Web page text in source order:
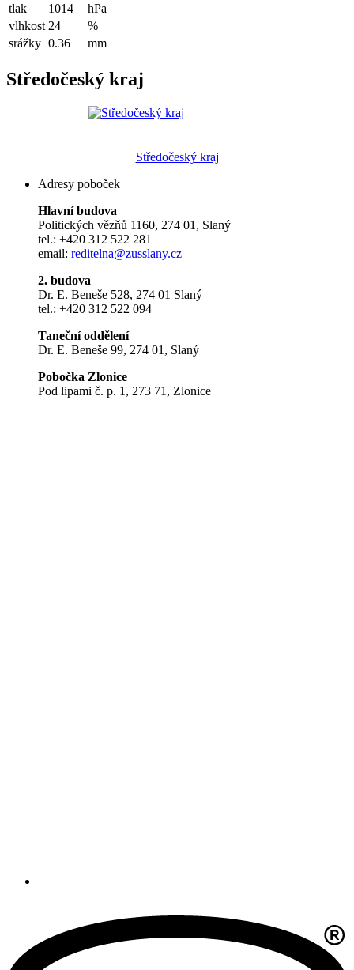
tlak
1014
hPa
vlhkost 24
%
srážky 0.36 mm
Středočeský kraj
Středočeský kraj
Adresy poboček
Hlavní budova
Politických vězňů 1160, 274 01, Slaný
tel.: +420 312 522 281
email: reditelna@zusslany.cz
2. budova
Dr. E. Beneše 528, 274 01 Slaný
tel.: +420 312 522 094
Taneční oddělení
Dr. E. Beneše 99, 274 01, Slaný
Pobočka Zlonice
Pod lipami č. p. 1, 273 71, Zlonice